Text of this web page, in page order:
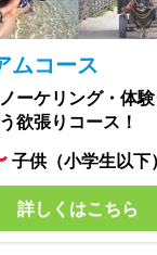
ムコース
ーケリング・体
欲張りコース！
子供（小学生以下
詳しくはこちら